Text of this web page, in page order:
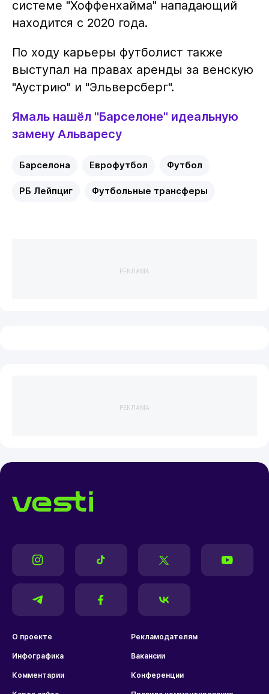
системе "Хоффенхайма" нападающий
находится с 2020 года.
По ходу карьеры футболист также
выступал на правах аренды за венскую
"Аустрию" и "Эльверсберг".
Ямаль нашёл "Барселоне" идеальную
замену Альваресу
Барселона Еврофутбол Футбол
РБ Лейпциг Футбольные трансферы
РЕКЛАМА
РЕКЛАМА
О проекте Рекламодателям
Инфографика Вакансии
Комментарии Конференции